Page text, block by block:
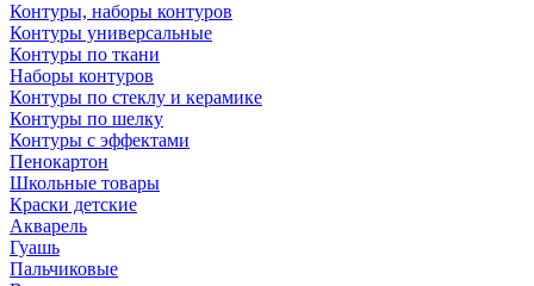
Контуры, наборы контуров
Контуры универсальные
Контуры по ткани
Наборы контуров
Контуры по стеклу и керамике
Контуры по шелку
Контуры с эффектами
Пенокартон
Школьные товары
Краски детские
Акварель
Гуашь
Пальчиковые